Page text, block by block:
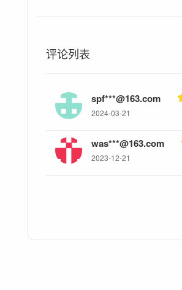
评论列表
spf***@163.com
2024-03-21
was***@163.com
2023-12-21